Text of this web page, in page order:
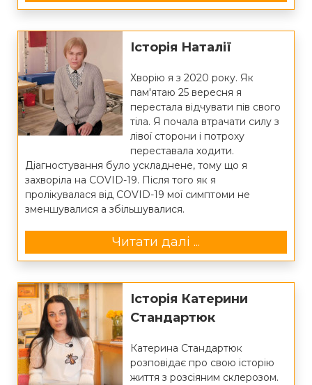
Історія Наталії
Хворію я з 2020 року. Як
пам'ятаю 25 вересня я
перестала відчувати пів свого
тіла. Я почала втрачати силу з
лівої сторони і потроху
переставала ходити.
Діагностування було ускладнене, тому що я
захворіла на COVID-19. Після того як я
пролікувалася від COVID-19 мої симптоми не
зменшувалися а збільшувалися.
Читати далі ...
Історія Катерини
Стандартюк
Катерина Стандартюк
розповідає про свою історію
життя з розсіяним склерозом.